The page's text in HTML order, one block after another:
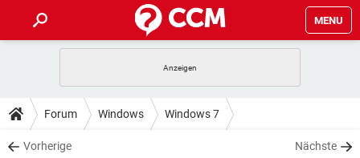
MENU
ANDROID IOS
WINDOWS 10
TIPPS & TRICKS
SPIELE STREAMING
DOWNLOADS
Forum Windows Windows 7
Vorherige Nächste